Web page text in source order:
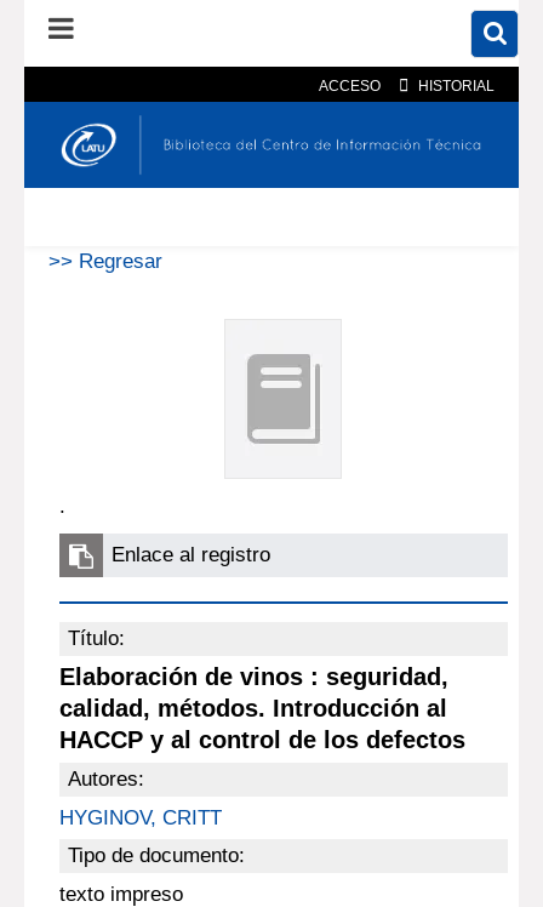
ACCESO HISTORIAL
En el catálogo En el sitio
>> Regresar
.
Enlace al registro
Título:
Elaboración de vinos : seguridad,
calidad, métodos. Introducción al
HACCP y al control de los defectos
Autores:
HYGINOV, CRITT
Tipo de documento:
texto impreso